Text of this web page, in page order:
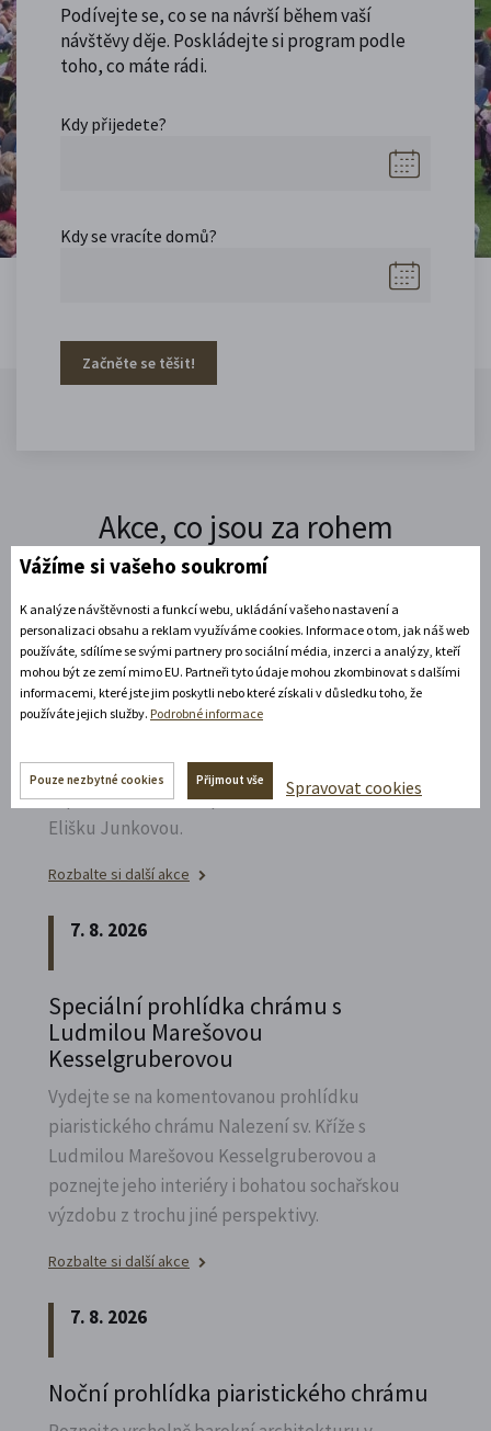
Podívejte se, co se na návrší během vaší
návštěvy děje. Poskládejte si program podle
toho, co máte rádi.
Kdy přijedete?
Kdy se vracíte domů?
Začněte se těšit!
Akce, co jsou za rohem
7. 8 - 9. 8. 2026
Vzpomínková jízda na Elišku a Čeňka
Junkovy 2026
Přijeďte navštívit Státní zámek v Litomyšli a
vzpomenout na naší první českou závodnici,
Elišku Junkovou.
Rozbalte si další akce
7. 8. 2026
Speciální prohlídka chrámu s
Ludmilou Marešovou
Kesselgruberovou
Vydejte se na komentovanou prohlídku
piaristického chrámu Nalezení sv. Kříže s
Ludmilou Marešovou Kesselgruberovou a
poznejte jeho interiéry i bohatou sochařskou
výzdobu z trochu jiné perspektivy.
Rozbalte si další akce
7. 8. 2026
Noční prohlídka piaristického chrámu
Vážíme si vašeho soukromí
K analýze návštěvnosti a funkcí webu, ukládání vašeho nastavení a
personalizaci obsahu a reklam využíváme cookies. Informace o tom, jak náš web
používáte, sdílíme se svými partnery pro sociální média, inzerci a analýzy, kteří
mohou být ze zemí mimo EU. Partneři tyto údaje mohou zkombinovat s dalšími
informacemi, které jste jim poskytli nebo které získali v důsledku toho, že
používáte jejich služby. Podrobné informace
Pouze nezbytné cookies Přijmout vše Spravovat cookies